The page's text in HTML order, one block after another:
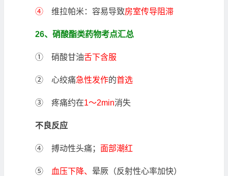
④ 维拉帕米：容易导致房室传导阻滞
26、硝酸酯类药物考点汇总
① 硝酸甘油舌下含服
② 心绞痛急性发作的首选
③ 疼痛约在1～2min消失
不良反应
④ 搏动性头痛； 面部潮红
⑤ 血压下降、 晕厥（反射性心率加快）